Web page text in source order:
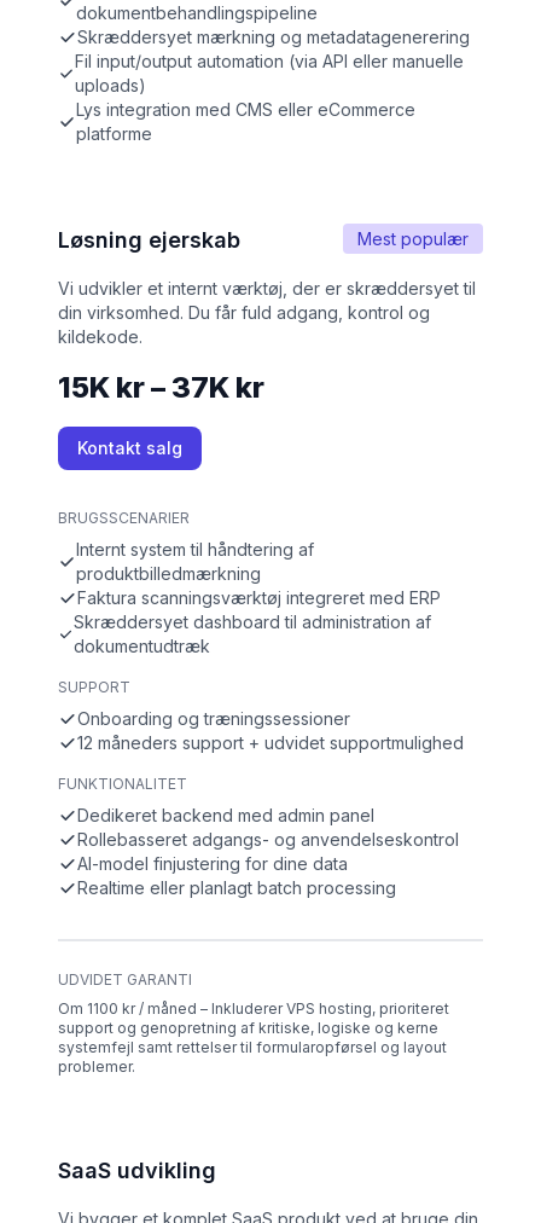
dokumentbehandlingspipeline
Skræddersyet mærkning og metadatagenerering
Fil input/output automation (via API eller manuelle
uploads)
Lys integration med CMS eller eCommerce
platforme
Mest populær
Løsning ejerskab
Vi udvikler et internt værktøj, der er skræddersyet til
din virksomhed. Du får fuld adgang, kontrol og
kildekode.
15K kr – 37K kr
Kontakt salg
BRUGSSCENARIER
Internt system til håndtering af
produktbilledmærkning
Faktura scanningsværktøj integreret med ERP
Skræddersyet dashboard til administration af
dokumentudtræk
SUPPORT
Onboarding og træningssessioner
12 måneders support + udvidet supportmulighed
FUNKTIONALITET
Dedikeret backend med admin panel
Rollebasseret adgangs- og anvendelseskontrol
AI-model finjustering for dine data
Realtime eller planlagt batch processing
UDVIDET GARANTI
Om 1100 kr / måned – Inkluderer VPS hosting, prioriteret
support og genopretning af kritiske, logiske og kerne
systemfejl samt rettelser til formularopførsel og layout
problemer.
SaaS udvikling
Vi bygger et komplet SaaS produkt ved at bruge din